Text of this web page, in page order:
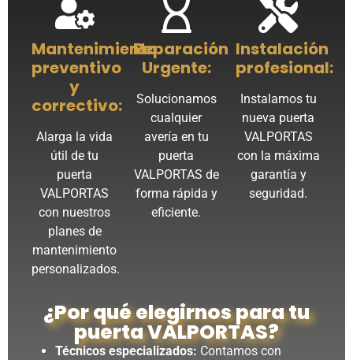
Mantenimiento
preventivo
y
correctivo:
Alarga la vida
útil de tu
puerta
VALPORTAS
con nuestros
planes de
mantenimiento
personalizados.
Reparación
Urgente:
Solucionamos
cualquier
avería en tu
puerta
VALPORTAS de
forma rápida y
eficiente.
Instalación
profesional:
Instalamos tu
nueva puerta
VALPORTAS
con la máxima
garantía y
seguridad.
¿Por qué elegirnos para tu
puerta VALPORTAS?
Técnicos especializados: Contamos con